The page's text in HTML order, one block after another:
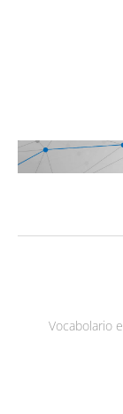
Vocabolario